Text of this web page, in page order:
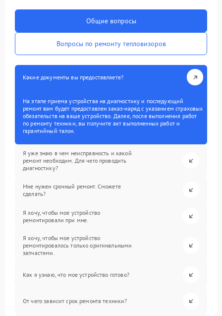
Общие вопросы
Вопросы по ремонту тепловизоров
Какие документы вы предоставляете?
На этапе приема устройства на диагностику и последующий
ремонт вам будет предоставлен заказ-наряд с указанием страховых
обязательств на ваше устройство. Далее, после выполнения работ
по ремонту техники, вы получите акт выполненных работ и
гарантийный талон.
Я уже знаю в чем неисправность и какой
ремонт необходим. Для чего проводить
диагностику?
Мне нужен срочный ремонт. Сможете
сделать?
Я хочу, чтобы мое устройство
ремонтировали при мне.
Я хочу, чтобы мое устройство
ремонтировалось только оригинальными
запчастями.
Как я узнаю, что мое устройство готово?
От чего зависит срок ремонта техники?